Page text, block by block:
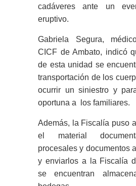
cadáveres ante un
eruptivo.
Gabriela Segura,
CICF de Ambato, indicó
de esta unidad se
transportación de los
ocurrir un siniestro y
oportuna a los familiares.
Además, la Fiscalía puso
el material
procesales y documentos
y enviarlos a la Fiscalía
se encuentran